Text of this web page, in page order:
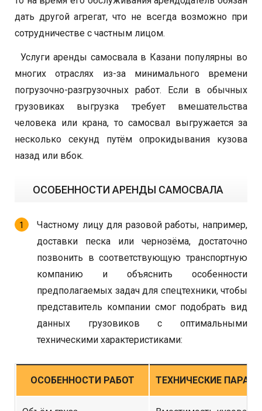
дать другой агрегат, что не всегда возможно при
сотрудничестве с частным лицом.
Услуги аренды самосвала в Казани популярны во
многих отраслях из-за минимального времени
погрузочно-разгрузочных работ. Если в обычных
грузовиках выгрузка требует вмешательства
человека или крана, то самосвал выгружается за
несколько секунд путём опрокидывания кузова
назад или вбок.
ОСОБЕННОСТИ АРЕНДЫ САМОСВАЛА
Частному лицу для разовой работы, например,
доставки песка или чернозёма, достаточно
позвонить в соответствующую транспортную
компанию и объяснить особенности
предполагаемых задач для спецтехники, чтобы
представитель компании смог подобрать вид
данных грузовиков с оптимальными
техническими характеристиками:
ОСОБЕННОСТИ РАБОТ ТЕХНИЧЕСКИЕ